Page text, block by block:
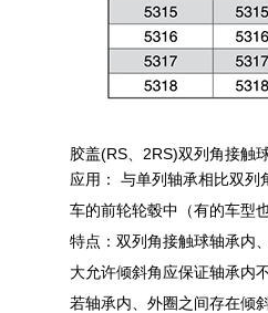
胶盖(RS、2RS)双列角接触
应用： 与单列轴承相比双
车的前轮轮毂中（有的车型
特点：双列角接触球轴承内
大允许倾斜角应保证轴承内
若轴承内、外圈之间存在倾